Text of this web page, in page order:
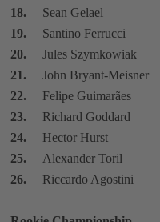
18.
Sean Gelael
19.
Santino Ferrucci
20.
Jules Szymkowiak
21.
John Bryant-Meisner
22.
Felipe Guimarães
23.
Richard Goddard
24.
Hector Hurst
25.
Alexander Toril
26.
Riccardo Agostini